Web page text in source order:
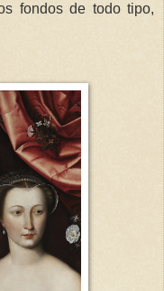
fondos de todo tipo,